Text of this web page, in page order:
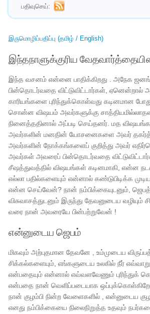
பதிவுசெய்:
இருமொழிப்பதிப்பு (தமிழ் / English)
இந்தநாளுக்குரிய
இந்த வசனம் என்னை பாதிக்கிறது . அநேக
பின்தொடர்வதை விட்டுவிட்டார்கள், ஏனென்றால்
காரியங்களை புரிந்துக்கொள்வது கடினமான
சொன்ன விஷயம் அவர்களுக்கு
நினைத்ததினால் அப்படி செய்தனர். மத
அவர்களின் மனதின் யோசனைகளை அவர்
அவர்களின் நோக்கங்களைப் குறித்து அவர்
அவர்கள் அவரைப் பின்தொடர்வதை
சீஷத்துவத்தில் விஷயங்கள் கடினமாகி, என்ன
எல்லா பதில்களையும் என்னால் கண்டுபிடிக்க
என்ன செய்வேன்? நான் நம்பிக்கையுடனும்,
விசுவாசத்துடனும் இருந்து தேவனுடைய வழியும்
வரை நான் அவரையே பின்பற்றுவேன் !
என்னுடைய ஜெபம்
மிகவும் அற்புதமான தேவனே , உம்முடைய
சிக்கல்களையும், எங்களுடைய உலகில் நீர் எவ்வாறு
என்பதையும் என்னால் எவ்வளவேணும் புரிந்துக்
என்பதை நான் வெளிப்படையாக
நான் குழம்பி நின்ற வேளைகளில் , என்னுடைய
எனது நம்பிக்கையை நிலைநிறுத்த உதவும்